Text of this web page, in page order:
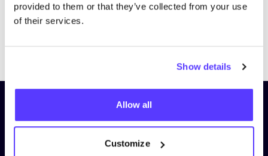
provided to them or that they’ve collected from your use
of their services.
Show details
Allow all
Customize
Inscrivez-vous à notre lettre
d’information et restez informé !